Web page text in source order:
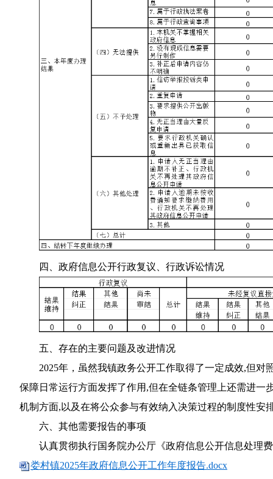
四、政府信息公开行政复议、行政诉讼情况
五、存在的主要问题及改进情况
2025年，虽然我镇政务公开工作取得了一定成效,但
保障日常运行方面发挥了作用,但在全链条管理上还需进
机制方面,以及在将公众参与有效纳入决策过程的制度性安
六、其他需要报告的事项
认真贯彻执行国务院办公厅《政府信息公开信息处理
娄村镇2025年政府信息公开工作年度报告.docx